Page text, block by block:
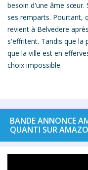
besoin d'une âme sœur.
ses remparts. Pourtant,
revient à Belvedere
s'effritent. Tandis que la
que la ville est en
choix impossible.
BANDE ANNONCE
QUANTI SUR